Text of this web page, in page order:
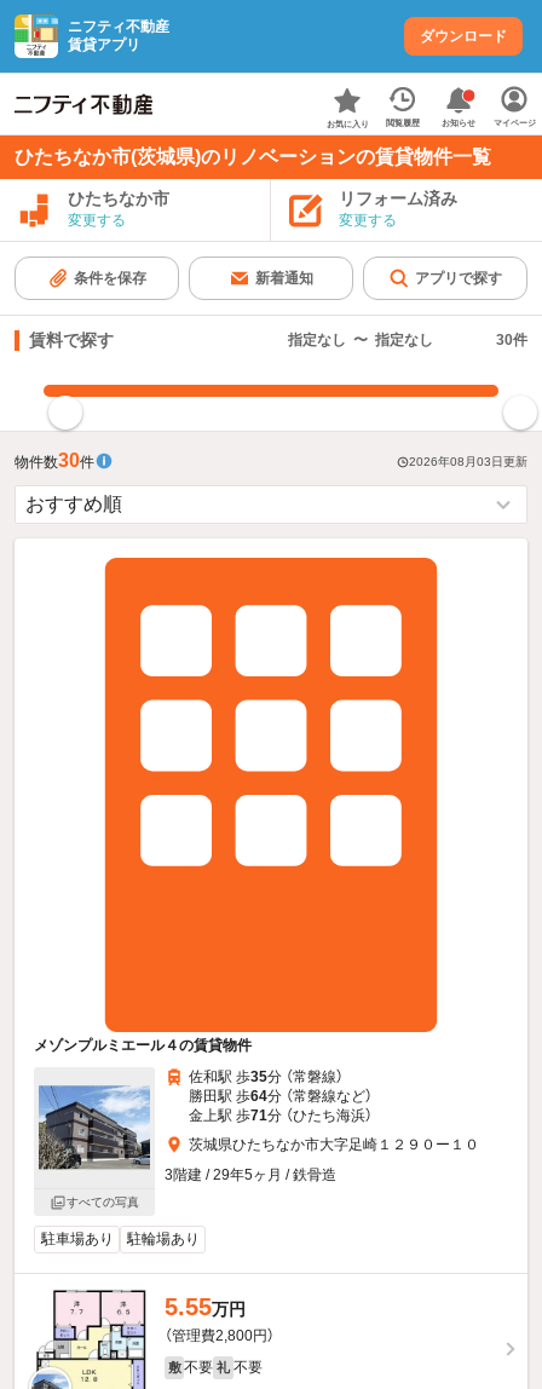
ニフティ不動産
賃貸アプリ
ダウンロード
お気に入り 閲覧履歴 お知らせ マイページ
ひたちなか市(茨城県)のリノベーションの賃貸物件一覧
ひたちなか市
変更する
リフォーム済み
変更する
条件を保存 新着通知 アプリで探す
賃料で探す 指定なし 〜 指定なし 30件
物件数30件 2026年08月03日更新
メゾンプルミエール４の賃貸物件
すべての写真
佐和駅 歩35分 （常磐線）
勝田駅 歩64分 （常磐線など）
金上駅 歩71分 （ひたち海浜）
茨城県ひたちなか市大字足崎１２９０ー１０
3階建 / 29年5ヶ月 / 鉄骨造
駐車場あり 駐輪場あり
5.55万円
（管理費2,800円）
敷 不要 礼 不要